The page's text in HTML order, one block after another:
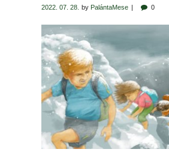
2022. 07. 28. by PalántaMese 0